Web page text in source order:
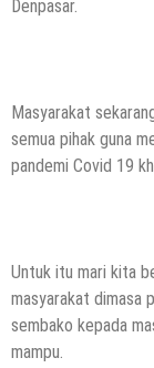
Denpasar.
Masyarakat
semua pihak guna
pandemi Covid 19
Untuk itu mari kita
masyarakat dimasa
sembako kepada
mampu.